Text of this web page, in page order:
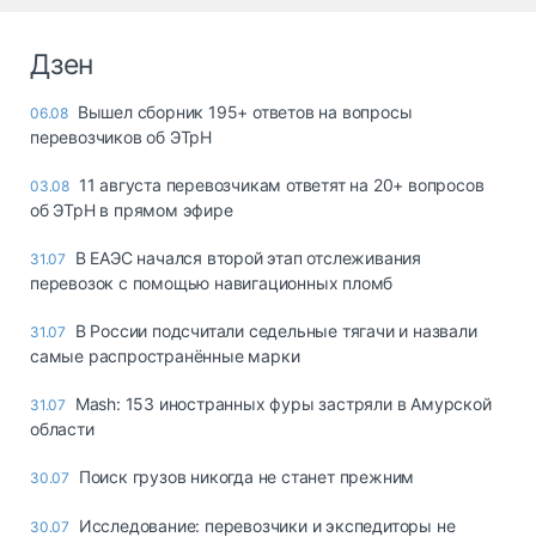
Дзен
06.08 Вышел сборник 195+ ответов на вопросы
перевозчиков об ЭТрН
03.08 11 августа перевозчикам ответят на 20+ вопросов
об ЭТрН в прямом эфире
31.07
В ЕАЭС начался второй этап отслеживания
перевозок с помощью навигационных пломб
31.07
В России подсчитали седельные тягачи и назвали
самые распространённые марки
31.07
Mash: 153 иностранных фуры застряли в Амурской
области
30.07 Поиск грузов никогда не станет прежним
30.07 Исследование: перевозчики и экспедиторы не